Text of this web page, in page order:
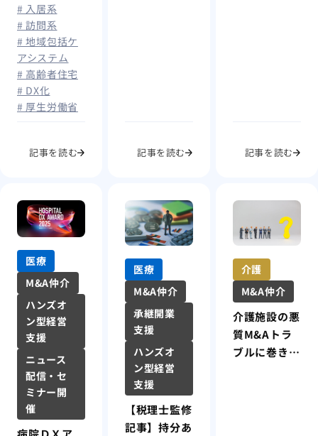
# 入居系
# 訪問系
# 地域包括ケ
アシステム
# 高齢者住宅
# DX化
# 厚生労働省
記事を読む 記事を読む 記事を読む
医療
M&A仲介
ハンズオ
ン型経営
支援
ニュース
配信・セ
ミナー開
催
医療
M&A仲介
承継開業
支援
ハンズオ
ン型経営
支援
【税理士監修
記事】持分あ
介護
M&A仲介
介護施設の悪
質M&Aトラ
ブルに巻き込